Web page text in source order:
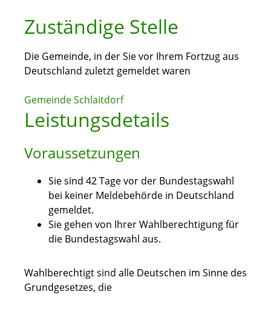
Zuständige Stelle
Die Gemeinde, in der Sie vor Ihrem Fortzug aus
Deutschland zuletzt gemeldet waren
Gemeinde Schlaitdorf
Leistungsdetails
Voraussetzungen
Sie sind 42 Tage vor der Bundestagswahl
bei keiner Meldebehörde in Deutschland
gemeldet.
Sie gehen von Ihrer Wahlberechtigung für
die Bundestagswahl aus.
Wahlberechtigt sind alle Deutschen im Sinne des
Grundgesetzes, die